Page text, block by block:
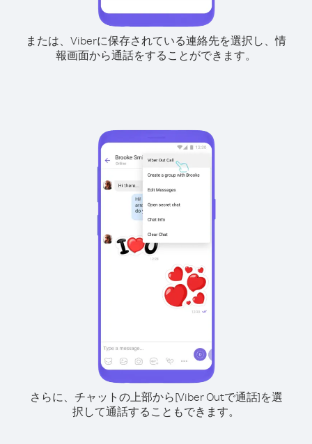
または、Viberに保存されている連絡先を選択し、情
報画面から通話をすることができます。
さらに、チャットの上部から[Viber Outで通話]を選
択して通話することもできます。